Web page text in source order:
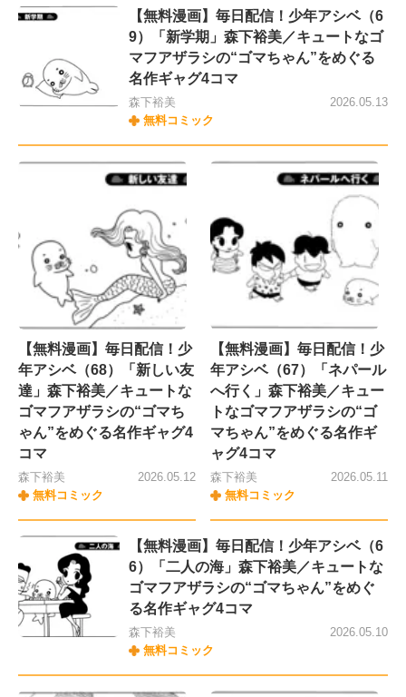
【無料漫画】毎日配信！少年アシベ（6
9）「新学期」森下裕美／キュートなゴ
マフアザラシの“ゴマちゃん”をめぐる
名作ギャグ4コマ
森下裕美
無料コミック
2026.05.13
【無料漫画】毎日配信！少
年アシベ（68）「新しい友
達」森下裕美／キュートな
ゴマフアザラシの“ゴマち
ゃん”をめぐる名作ギャグ4
コマ
森下裕美
無料コミック
2026.05.12
【無料漫画】毎日配信！少
年アシベ（67）「ネパール
へ行く」森下裕美／キュー
トなゴマフアザラシの“ゴ
マちゃん”をめぐる名作ギ
ャグ4コマ
森下裕美
無料コミック
2026.05.11
【無料漫画】毎日配信！少年アシベ（6
6）「二人の海」森下裕美／キュートな
ゴマフアザラシの“ゴマちゃん”をめぐ
る名作ギャグ4コマ
森下裕美
無料コミック
2026.05.10